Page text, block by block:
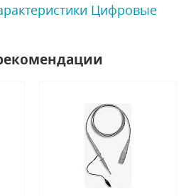
Цифровые